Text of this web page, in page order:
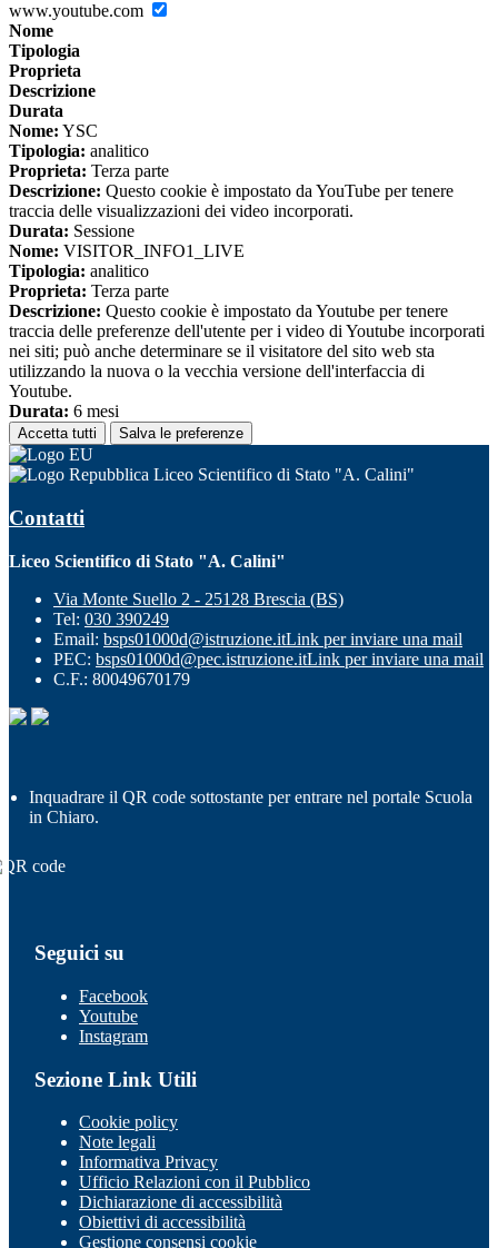
www.youtube.com
Nome
Tipologia
Proprieta
Descrizione
Durata
Nome: YSC
Tipologia: analitico
Proprieta: Terza parte
Descrizione: Questo cookie è impostato da YouTube per tenere
traccia delle visualizzazioni dei video incorporati.
Durata: Sessione
Nome: VISITOR_INFO1_LIVE
Tipologia: analitico
Proprieta: Terza parte
Descrizione: Questo cookie è impostato da Youtube per tenere
traccia delle preferenze dell'utente per i video di Youtube incorporati
nei siti; può anche determinare se il visitatore del sito web sta
utilizzando la nuova o la vecchia versione dell'interfaccia di
Youtube.
Durata: 6 mesi
Accetta tutti Salva le preferenze
Liceo Scientifico di Stato "A. Calini"
Contatti
Liceo Scientifico di Stato "A. Calini"
Via Monte Suello 2 - 25128 Brescia (BS)
Tel: 030 390249
Email: bsps01000d@istruzione.itLink per inviare una mail
PEC: bsps01000d@pec.istruzione.itLink per inviare una mail
C.F.: 80049670179
Inquadrare il QR code sottostante per entrare nel portale Scuola
in Chiaro.
Seguici su
Facebook
Youtube
Instagram
Sezione Link Utili
Cookie policy
Note legali
Informativa Privacy
Ufficio Relazioni con il Pubblico
Dichiarazione di accessibilità
Obiettivi di accessibilità
Gestione consensi cookie